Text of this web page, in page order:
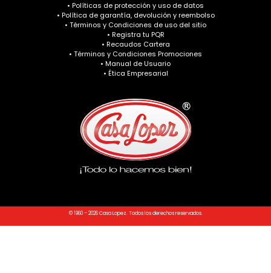
• Políticas de protección y uso de datos
• Política de garantía, devolución y reembolso
• Términos y Condiciones de uso del sitio
• Registra tu PQR
• Recaudos Cartera
• Términos y Condiciones Promociones
• Manual de Usuario
• Ética Empresarial
© 1960 – 2026 Casa Lopez. Todos los derechos reservados.